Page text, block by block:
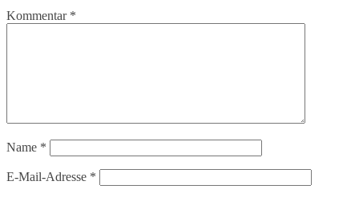
Kommentar *
Name *
E-Mail-Adresse *